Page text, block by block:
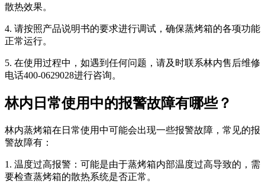
散热效果。
4. 请按照产品说明书的要求进行调试，确保蒸烤箱的各项功能
正常运行。
5. 在使用过程中，如遇到任何问题，请及时联系林内售后维修
电话400-0629028进行咨询。
林内日常使用中的报警故障有哪些？
林内蒸烤箱在日常使用中可能会出现一些报警故障，常见的报
警故障有：
1. 温度过高报警：可能是由于蒸烤箱内部温度过高导致的，需
要检查蒸烤箱的散热系统是否正常。